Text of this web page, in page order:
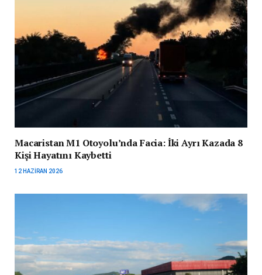
Macaristan M1 Otoyolu’nda Facia: İki Ayrı Kazada 8
Kişi Hayatını Kaybetti
12 HAZIRAN 2026